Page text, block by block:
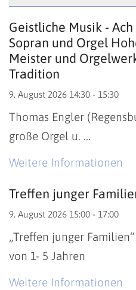
Datum: 9. August 2026
Geistliche Musik -
Sopran und Orgel
Meister und
Tradition
9. August 2026 14:30 - 15:30
Thomas Engler
große Orgel u. ...
Weitere Informationen
Treffen junger
9. August 2026 15:00 - 17:00
„Treffen junger
von 1- 5 Jahren
Weitere Informationen